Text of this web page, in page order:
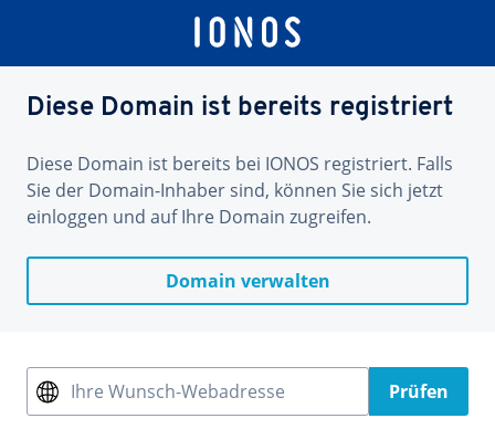
Diese Domain ist bereits registriert
Diese Domain ist bereits bei IONOS registriert. Falls
Sie der Domain-Inhaber sind, können Sie sich jetzt
einloggen und auf Ihre Domain zugreifen.
Domain verwalten
Ihre Wunsch-Webadresse Prüfen